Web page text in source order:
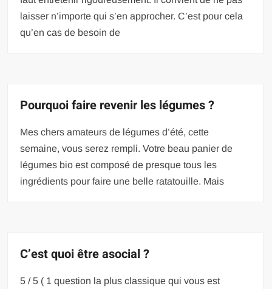
laisser n’importe qui s’en approcher. C’est pour cela
qu’en cas de besoin de
Pourquoi faire revenir les légumes ?
Mes chers amateurs de légumes d’été, cette
semaine, vous serez rempli. Votre beau panier de
légumes bio est composé de presque tous les
ingrédients pour faire une belle ratatouille. Mais
C’est quoi être asocial ?
5 / 5 ( 1 question la plus classique qui vous est